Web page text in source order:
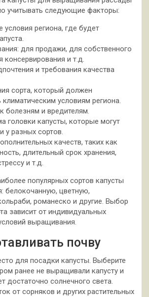
учитывать следующие факторы:
условия региона, где будет
для продажи, для собственного
консервирования и т.д.
и требования качества
сорта, который должен
климатическим условиям региона.
болезням и вредителям.
головки капусты, которые могут
у разных сортов.
качеств, таких как
длительный срок хранения,
и т.д.
популярных сортов капусты
белокочанную, цветную,
романеско и другие. Выбор
зависит от индивидуальных
выращивания.
почву
для посадки капусты. Выберите
ранее не выращивали капусту и
достаточно солнечного света.
от сорняков и других растительных